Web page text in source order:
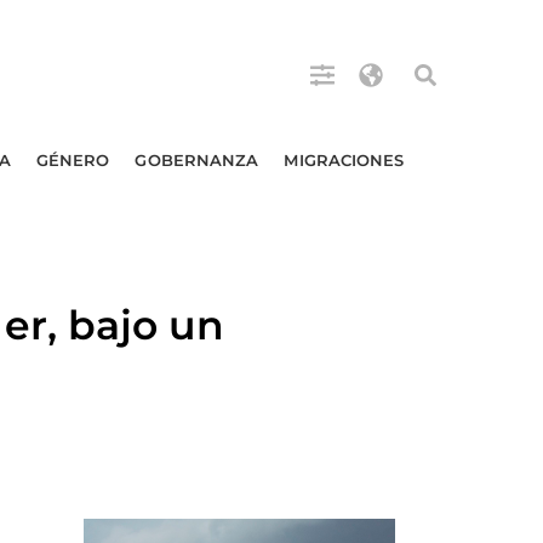
GÉNERO GOBERNANZA MIGRACIONES
bajo un